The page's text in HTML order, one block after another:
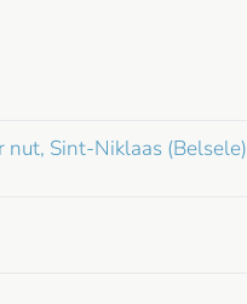
Sint-Niklaas (Belsele)